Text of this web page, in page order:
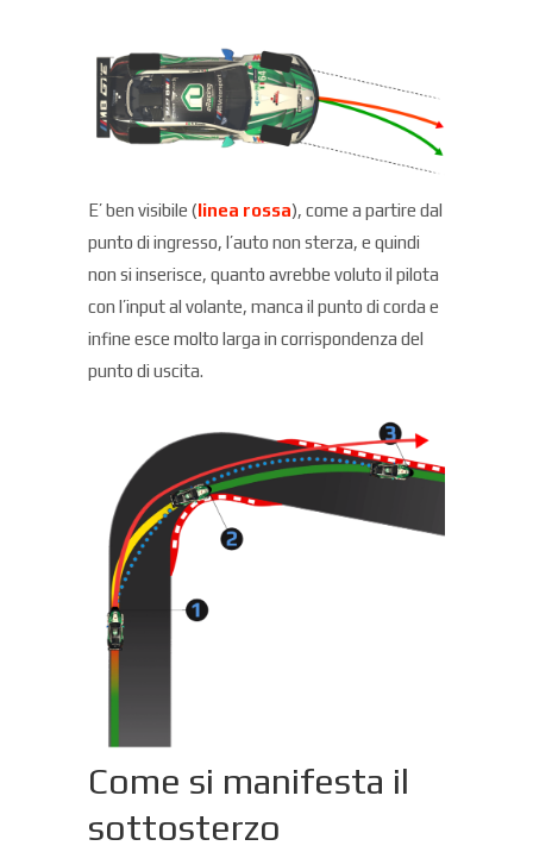
E’ ben visibile (linea rossa), come a partire dal
punto di ingresso, l’auto non sterza, e quindi
non si inserisce, quanto avrebbe voluto il pilota
con l’input al volante, manca il punto di corda e
infine esce molto larga in corrispondenza del
punto di uscita.
Come si manifesta il
sottosterzo